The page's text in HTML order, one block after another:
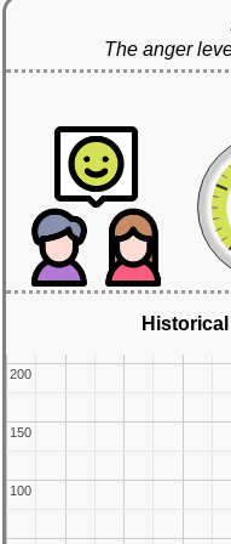
The anger
100
100
150
150
200
200